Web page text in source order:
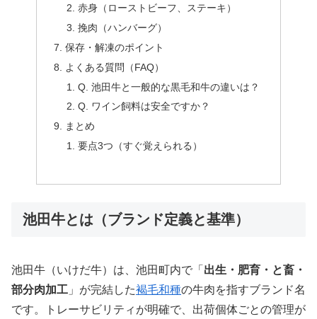
赤身（ローストビーフ、ステーキ）
挽肉（ハンバーグ）
保存・解凍のポイント
よくある質問（FAQ）
Q. 池田牛と一般的な黒毛和牛の違いは？
Q. ワイン飼料は安全ですか？
まとめ
要点3つ（すぐ覚えられる）
池田牛とは（ブランド定義と基準）
池田牛（いけだ牛）は、池田町内で「 出生・肥育・と畜・
部分肉加工 」が完結した褐毛和種の牛肉を指すブランド名
です。トレーサビリティが明確で、出荷個体ごとの管理が